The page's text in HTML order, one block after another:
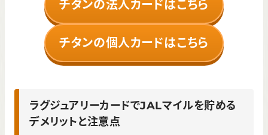
チタンの法人カードはこちら
チタンの個人カードはこちら
ラグジュアリーカードでJALマイルを貯める
デメリットと注意点